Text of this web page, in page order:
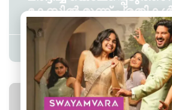
കേസിൽ മൂന്ന് പ്രതികൾ
July 21, 2026 10:35 am